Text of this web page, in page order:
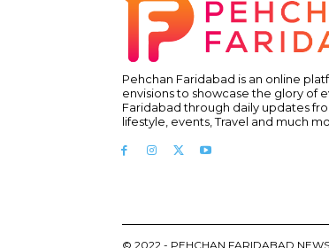
Pehchan Faridabad is an online
envisions to showcase the glory of
Faridabad through daily updates
lifestyle, events, Travel and much
© 2022 - PEHCHAN FARIDABAD NEWS